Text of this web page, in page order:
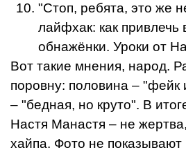
"Стоп, ребята, это же
лайфхак: как привлечь
обнажёнки. Уроки от
Вот такие мнения, народ.
поровну: половина – "фейк
– "бедная, но круто". В
Настя Манастя – не
хайпа. Фото не показывают